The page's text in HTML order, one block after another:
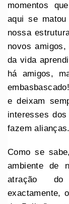
momentos
aqui se
nossa
novos
da vida
há amigos,
e deixam
interesses
fazem alianças.
Como se
ambiente de
atração do
exactamente,